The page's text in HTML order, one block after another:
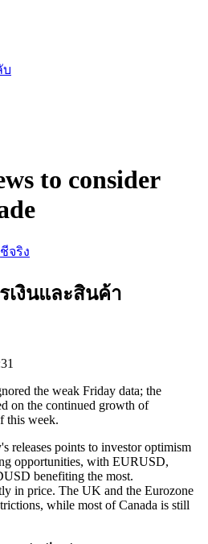
บ
to consider
จริง
เงินและสินค้า
the weak Friday data; the
on the continued growth of
this week.
releases points to investor optimism
opportunities, with EURUSD,
benefiting the most.
in price. The UK and the Eurozone
while most of Canada is still